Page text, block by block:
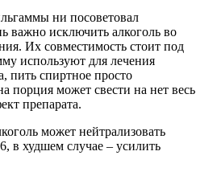
ни посоветовал
важно исключить алкоголь во
Их совместимость стоит под
используют для лечения
пить спиртное просто
порция может свести на нет весь
препарата.
может нейтрализовать
в худшем случае – усилить